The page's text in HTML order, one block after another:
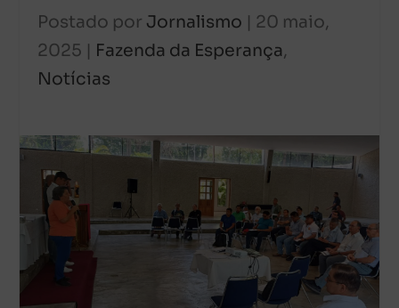
Postado por Jornalismo | 20 maio,
2025 | Fazenda da Esperança,
Notícias